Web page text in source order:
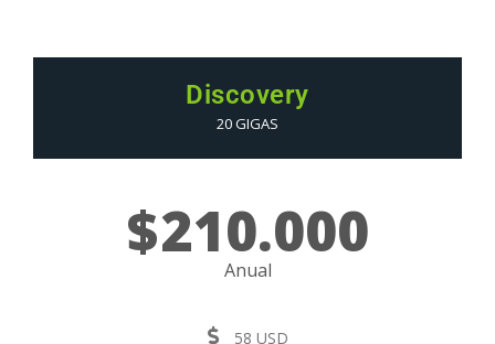
Discovery
20 GIGAS
$210.000
Anual
58 USD